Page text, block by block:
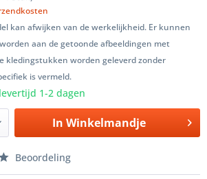
kan afwijken van de werkelijkheid. Er kunnen
aan de getoonde afbeeldingen met
kledingstukken worden geleverd zonder
is vermeld.
1-2 dagen
In Winkelmandje
Beoordeling